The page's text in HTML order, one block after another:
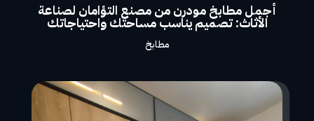
أجمل مطابخ مودرن من مصنع التؤامان لصناعة
الأثاث: تصميم يناسب مساحتك واحتياجاتك
مطابخ